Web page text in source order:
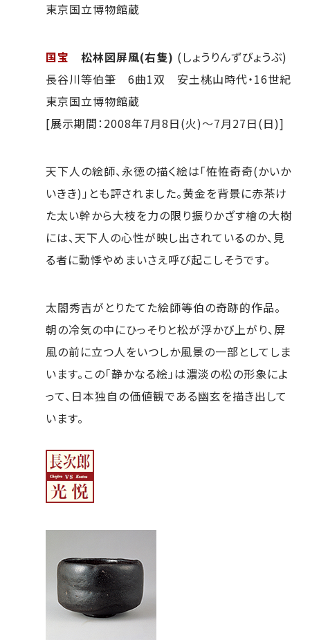
東京国立博物館蔵
国宝 松林図屏風(右隻) (しょうりんずびょうぶ)
長谷川等伯筆 6曲1双 安土桃山時代・16世紀
東京国立博物館蔵
[展示期間：2008年7月8日(火)～7月27日(日)]
天下人の絵師、永徳の描く絵は「恠恠奇奇(かいか
いきき)」とも評されました。黄金を背景に赤茶け
た太い幹から大枝を力の限り振りかざす檜の大樹
には、天下人の心性が映し出されているのか、見
る者に動悸やめまいさえ呼び起こしそうです。
太閤秀吉がとりたてた絵師等伯の奇跡的作品。
朝の冷気の中にひっそりと松が浮かび上がり、屏
風の前に立つ人をいつしか風景の一部としてしま
います。この「静かなる絵」は濃淡の松の形象によ
って、日本独自の価値観である幽玄を描き出して
います。